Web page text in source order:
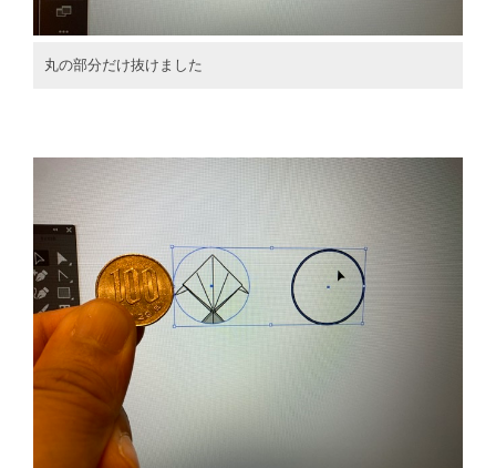
丸の部分だけ抜けました